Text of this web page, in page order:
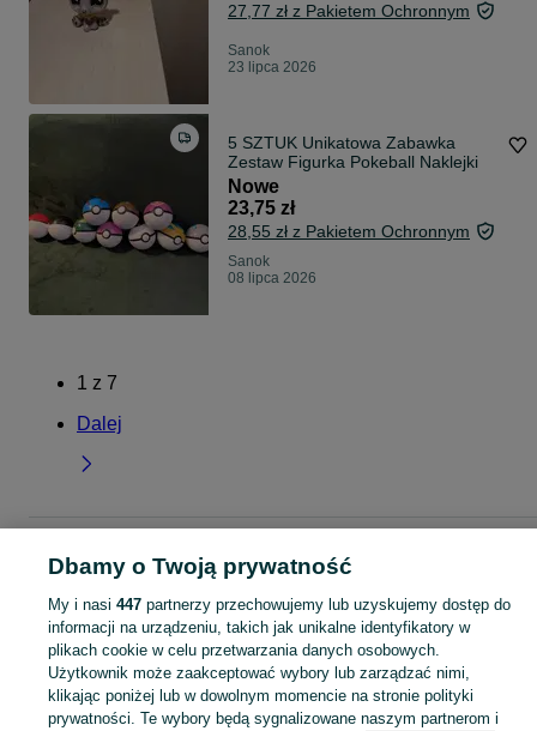
27,77 zł z Pakietem Ochronnym
Sanok
23 lipca 2026
5 SZTUK Unikatowa Zabawka
Zestaw Figurka Pokeball Naklejki
Nowe
23,75 zł
28,55 zł z Pakietem Ochronnym
Sanok
08 lipca 2026
1 z 7
Dalej
Sanok
KATEGORIA
domek ogrodowy dla dzieci,basen z kulkami,zabawki ogrodowe,zabawki
Zobacz
Dbamy o Twoją prywatność
My i nasi 447partnerzy przechowujemy lub uzyskujemy dostęp do
informacji na urządzeniu, takich jak unikalne identyfikatory w
plikach cookie w celu przetwarzania danych osobowych.
Użytkownik może zaakceptować wybory lub zarządzać nimi,
klikając poniżej lub w dowolnym momencie na stronie polityki
prywatności. Te wybory będą sygnalizowane naszym partnerom i